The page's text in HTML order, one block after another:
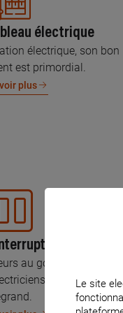
électrique
électrique, son bon
est primordial.
plus
au goût du jour, c’est
Certifiés par
Le site